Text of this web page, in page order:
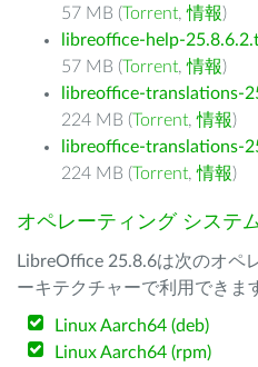
57 MB (Torrent,情報)
libreoffice-help-
57 MB (Torrent,情報)
libreoffice-translations-
224 MB (Torrent,情報)
libreoffice-translations-
224 MB (Torrent,情報)
オペレーティング システ
LibreOffice 25.8.6は次のオペ
ーキテクチャーで利用できま
Linux Aarch64 (deb)
Linux Aarch64 (rpm)